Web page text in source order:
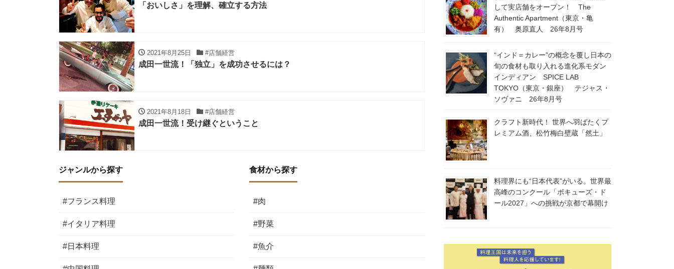
「おいしさ」を理解、確立する方法
2021年8月25日 #店舗経営
成田一世流！「独立」を成功させるには？
2021年8月18日 #店舗経営
成田一世流！受け継ぐということ
ジャンルから探す
#フランス料理
#イタリア料理
#日本料理
食材から探す
#肉
#野菜
#魚介
して実店舗をオープン！ The
Authentic Apartment（東京・亀
有） 奥原直人 26年8月号
“インド＝カレー”の概念を覆し日本の
旬の食材も取り入れる進化系モダン
インディアン SPICE LAB
TOKYO（東京・銀座） テジャス・
ソヴァニ 26年8月号
クラフト新時代！ 世界へ羽ばたくプ
レミアム酒、松竹梅白壁蔵「然土」
料理界にも“日本代表”がいる。世界最
高峰のコンクール「ボキューズ・ド
ール2027」への挑戦が京都で幕開け